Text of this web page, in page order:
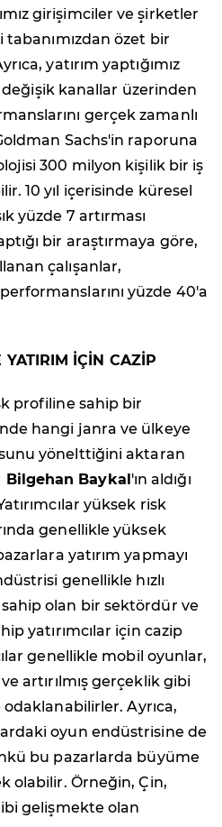
girişimciler ve şirketler
özet bir
yatırım yaptığımız
değişik kanallar üzerinden
gerçek zamanlı
Sachs'in raporuna
300 milyon kişilik bir iş
10 yıl içerisinde küresel
yüzde 7 artırması
bir araştırmaya göre,
çalışanlar,
yüzde 40'a
YATIRIM İÇİN CAZİP
profiline sahip bir
hangi janra ve ülkeye
yönelttiğini aktaran
Bilgehan Baykal'ın aldığı
yüksek risk
genellikle yüksek
yatırım yapmayı
genellikle hızlı
olan bir sektördür ve
yatırımcılar için cazip
genellikle mobil oyunlar,
artırılmış gerçeklik gibi
Ayrıca,
oyun endüstrisine de
bu pazarlarda büyüme
olabilir. Örneğin, Çin,
gelişmekte olan